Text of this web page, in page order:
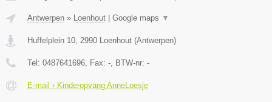
Antwerpen » Loenhout | Google maps ▼
Huffelplein 10 2990 Loenhout (Antwerpen)
Tel: 0487641696 , Fax: - , BTW-nr: -
E-mail › Kinderopvang AnneLoesje